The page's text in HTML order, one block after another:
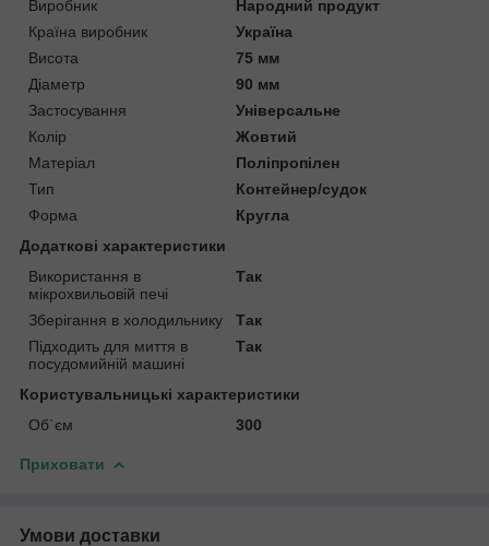
Виробник
Народний продукт
Країна виробник
Україна
Висота
75 мм
Діаметр
90 мм
Застосування
Універсальне
Колір
Жовтий
Матеріал
Поліпропілен
Тип
Контейнер/судок
Форма
Кругла
Додаткові характеристики
Використання в
мікрохвильовій печі
Так
Зберігання в холодильнику
Так
Підходить для миття в
посудомийній машині
Так
Користувальницькі характеристики
Об`єм
300
Приховати
Умови доставки